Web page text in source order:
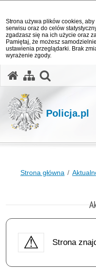
Strona używa plików cookies,
serwisu oraz do celów
zgadzasz się na ich użycie oraz
Pamiętaj, że możesz
ustawienia przeglądarki. Brak
wyrażenie zgody.
Policja.pl
Strona główna
Strona